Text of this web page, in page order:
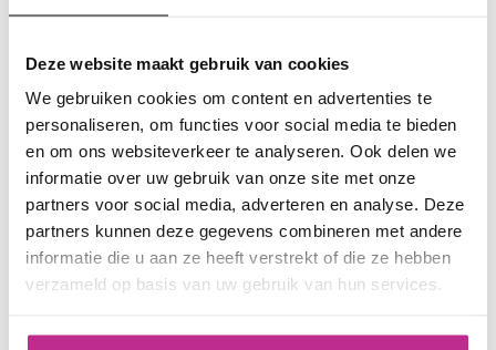
Deze website maakt gebruik van cookies
We gebruiken cookies om content en advertenties te
personaliseren, om functies voor social media te bieden
en om ons websiteverkeer te analyseren. Ook delen we
informatie over uw gebruik van onze site met onze
partners voor social media, adverteren en analyse. Deze
partners kunnen deze gegevens combineren met andere
informatie die u aan ze heeft verstrekt of die ze hebben
verzameld op basis van uw gebruik van hun services.
Werkwijze
Contact
Categorie:Uncategorized
Contactgegevens
Vervoer Collectief
Spillaan 10, 1852 BM Heiloo
E:info@vervoercollectief.nl
T:06-50291764